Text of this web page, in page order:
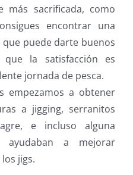
sacrificada, como
encontrar una
puede darte buenos
que la satisfacción es
jornada de pesca.
empezamos a obtener
a jigging, serranitos
e incluso alguna
ayudaban a mejorar
jigs.